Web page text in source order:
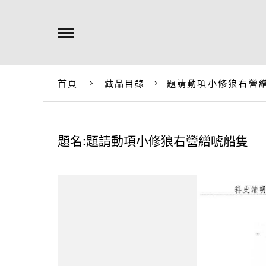
首頁 藏品目錄 題請動項小修狼右營
題名:題請動項小修狼右營繒唬船隻